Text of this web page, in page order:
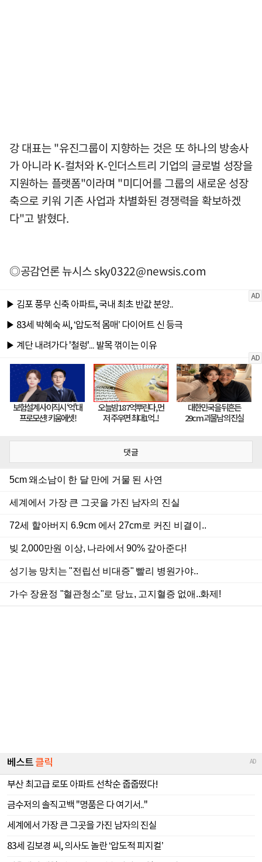
강 대표는 "유진그룹이 지향하는 것은 또 하나의 방송사
가 아니라 K-컬처와 K-인더스트리 기업의 글로벌 성장을
지원하는 플랫폼"이라며 "미디어를 그룹의 새로운 성장
축으로 키워 기존 사업과 차별화된 경쟁력을 확보하겠
다"고 밝혔다.
◎공감언론 뉴시스sky0322@newsis.com
댓글